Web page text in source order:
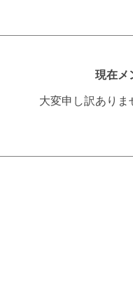
現在メ
大変申し訳あり